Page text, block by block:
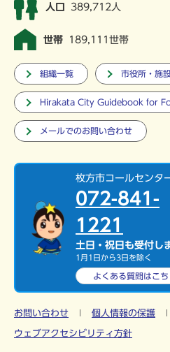
人口 389,712人
世帯 189,111世帯
組織一覧 市役所・施
Hirakata City Guidebook for
メールでのお問い合わせ
枚方市コールセンタ
072-841-
1221
土日・祝日も受付し
1月1日から3日を除く
よくある質問はこち
お問い合わせ 個人情報の保護
ウェブアクセシビリティ方針